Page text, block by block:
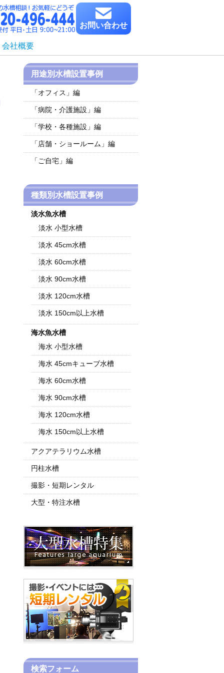
お問い合わせ
会社概要
用途別水槽設置事例
「オフィス」編
「病院・介護施設」編
「学校・各種施設」編
「店舗・ショールーム」編
「ご自宅」編
種類別水槽設置事例
淡水魚水槽
淡水 小型水槽
淡水 45cm水槽
淡水 60cm水槽
淡水 90cm水槽
淡水 120cm水槽
淡水 150cm以上水槽
海水魚水槽
海水 小型水槽
海水 45cmキューブ水槽
海水 60cm水槽
海水 90cm水槽
海水 120cm水槽
海水 150cm以上水槽
アクアテラリウム水槽
円柱水槽
撮影・短期レンタル
大型・特注水槽
検索フォーム